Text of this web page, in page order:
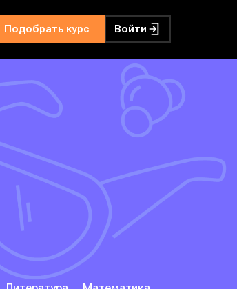
Подобрать курс Войти